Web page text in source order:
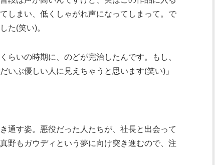
しまい、低くしゃがれ声になってしまって。で
た(笑い)。
いの時期に、のどが完治したんです。もし、
いぶ優しい人に見えちゃうと思います(笑い)」
通す姿。悪役だった人たちが、社長と出会って
野もガウディという夢に向け突き進むので、注